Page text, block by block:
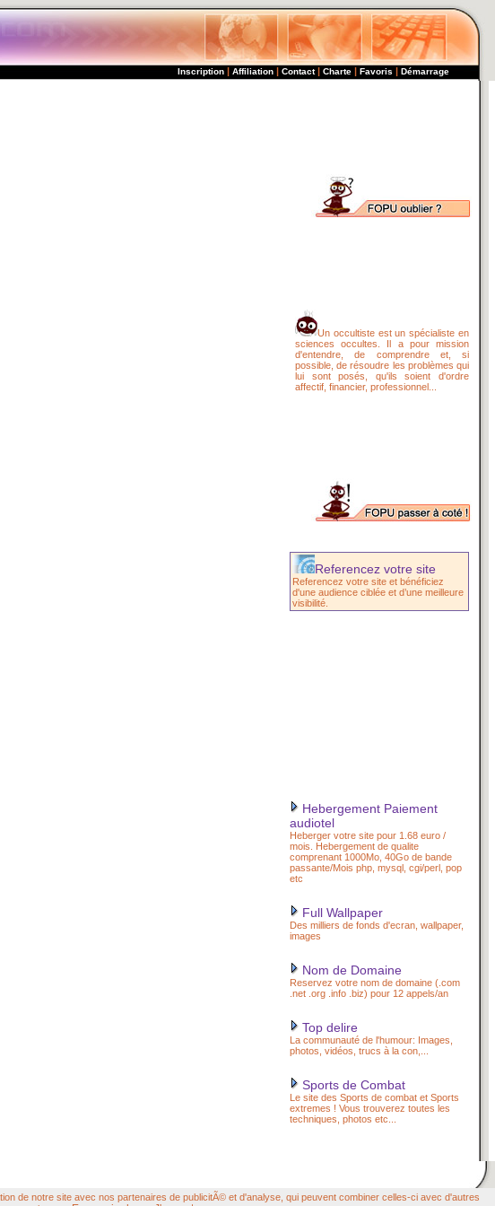
Inscription | Affiliation | Contact | Charte | Favoris | Démarrage
Un occultiste est un spécialiste en
sciences occultes. Il a pour mission
d'entendre, de comprendre et, si
possible, de résoudre les problèmes qui
lui sont posés, qu'ils soient d'ordre
affectif, financier, professionnel...
Referencez votre site
Referencez votre site et bénéficiez
d'une audience ciblée et d’une meilleure
visibilité.
Hebergement Paiement
audiotel
Heberger votre site pour 1.68 euro /
mois. Hebergement de qualite
comprenant 1000Mo, 40Go de bande
passante/Mois php, mysql, cgi/perl, pop
etc
Full Wallpaper
Des milliers de fonds d'ecran, wallpaper,
images
Nom de Domaine
Reservez votre nom de domaine (.com
.net .org .info .biz) pour 12 appels/an
Top delire
La communauté de l'humour: Images,
photos, vidéos, trucs à la con,...
Sports de Combat
Le site des Sports de combat et Sports
extremes ! Vous trouverez toutes les
techniques, photos etc...
de notre site avec nos partenaires de publicitÃ© et d'analyse, qui peuvent combiner celles-ci avec d'autres